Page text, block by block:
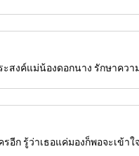
งค์แม่น้องดอกนาง รักษาควา
ก รู้ว่าเธอแค่มองก็พอจะเข้า